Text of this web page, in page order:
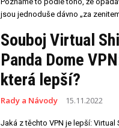
jsou jednoduše dávno „za
Souboj Virtual
Panda Dome
která lepší?
Rady a Návody 15.11.2022
Jaká z těchto VPN je lepší: